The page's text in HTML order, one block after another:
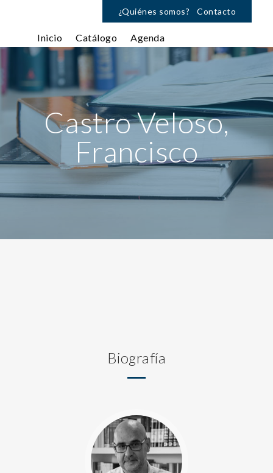
¿Quiénes somos? Contacto
Inicio Catálogo Agenda
Castro Veloso,
Francisco
Biografía